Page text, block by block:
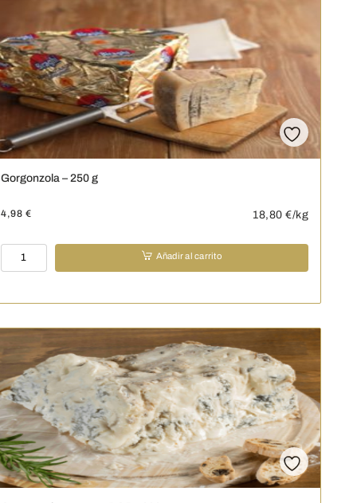
cantidad
Gorgonzola – 250 g
4,98 € 18,80 €/kg
Gorgonzola
-
g
Añadir al carrito